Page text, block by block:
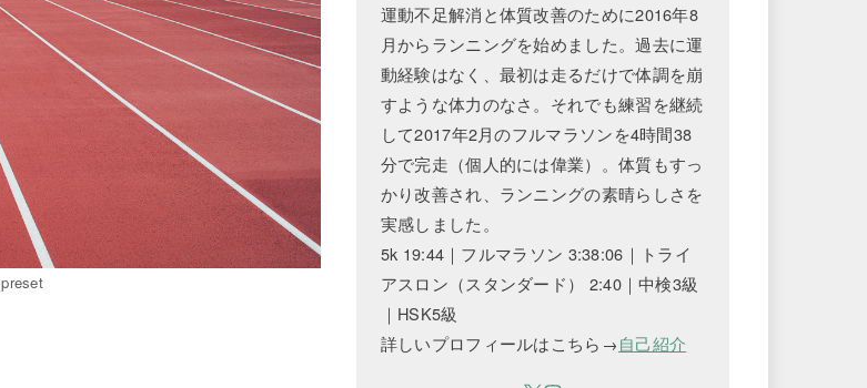
運動不足解消と体質改善のために2016年8
月からランニングを始めました。過去に運
動経験はなく、最初は走るだけで体調を崩
すような体力のなさ。それでも練習を継続
して2017年2月のフルマラソンを4時間38
分で完走（個人的には偉業）。体質もすっ
かり改善され、ランニングの素晴らしさを
実感しました。
5k 19:44｜フルマラソン 3:38:06｜トライ
アスロン（スタンダード） 2:40｜中検3級
｜HSK5級
詳しいプロフィールはこちら→自己紹介